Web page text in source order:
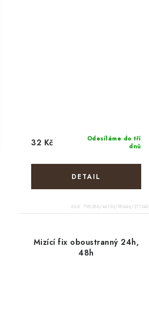
Odesíláme do tří
dnů
32 Kč
Kód:790386/46130/98646/211340
Mizící fix oboustranný 24h,
48h